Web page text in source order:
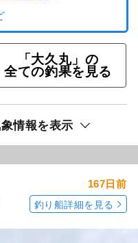
「大久丸」の
全ての釣果を見る
情報を表示
167日前
釣り船詳細を見る